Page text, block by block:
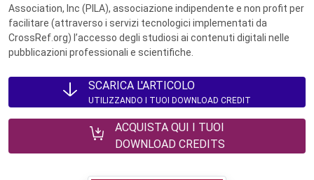
Association, Inc (PILA), associazione indipendente e non profit per
facilitare (attraverso i servizi tecnologici implementati da
CrossRef.org) l’accesso degli studiosi ai contenuti digitali nelle
pubblicazioni professionali e scientifiche.
SCARICA L'ARTICOLO
UTILIZZANDO I TUOI DOWNLOAD CREDIT
ACQUISTA QUI I TUOI
DOWNLOAD CREDITS